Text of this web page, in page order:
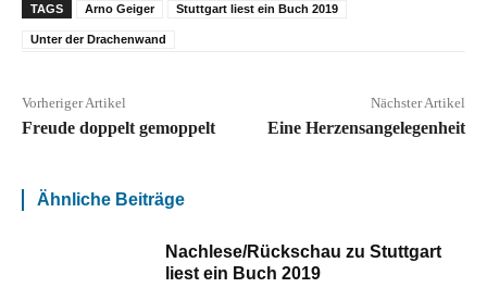
TAGS Arno Geiger Stuttgart liest ein Buch 2019
Unter der Drachenwand
Vorheriger Artikel
Freude doppelt gemoppelt
Nächster Artikel
Eine Herzensangelegenheit
Ähnliche Beiträge
Nachlese/Rückschau zu Stuttgart
liest ein Buch 2019